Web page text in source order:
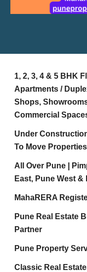
1, 2, 3, 4 & 5 BHK
Apartments /
Shops,
Commercial
Under
To Move Properties
All Over Pune |
East, Pune West
MahaRERA
Pune Real Estate
Partner
Pune Property
Classic Real